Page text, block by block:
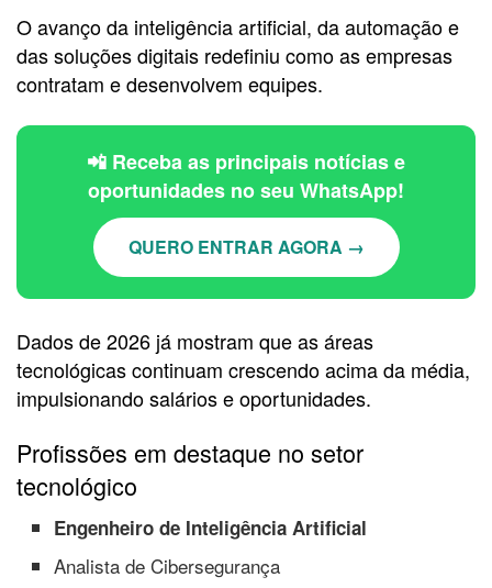
O avanço da inteligência artificial, da automação e
das soluções digitais redefiniu como as empresas
contratam e desenvolvem equipes.
📲 Receba as principais notícias e
oportunidades no seu WhatsApp!
QUERO ENTRAR AGORA →
Dados de 2026 já mostram que as áreas
tecnológicas continuam crescendo acima da média,
impulsionando salários e oportunidades.
Profissões em destaque no setor
tecnológico
Engenheiro de Inteligência Artificial
Analista de Cibersegurança